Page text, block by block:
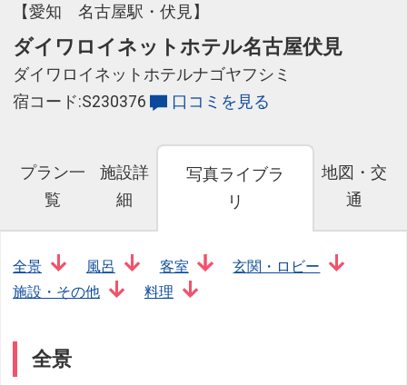
【愛知 名古屋駅・伏見】
ダイワロイネットホテル名古屋伏見
ダイワロイネットホテルナゴヤフシミ
宿コード:S230376
口コミを見る
プラン一
覧
施設詳
細
写真ライブラ
リ
地図・交
通
全景 風呂 客室
玄関・ロビー
施設・その他
料理
全景